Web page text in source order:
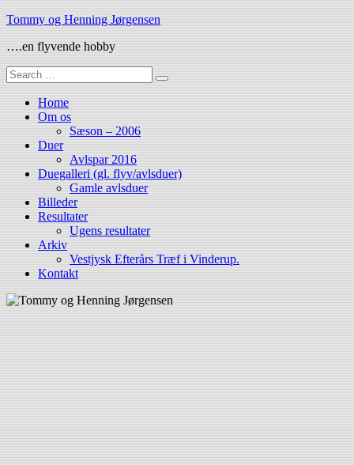
Skip
content
Tommy og Henning Jørgensen
….en flyvende hobby
Search
for:
Home
Om os
Sæson – 2006
Duer
Avlspar 2016
Duegalleri (gl. flyv/avlsduer)
Gamle avlsduer
Billeder
Resultater
Ugens resultater
Arkiv
Vestjysk Efterårs Træf i Vinderup.
Kontakt